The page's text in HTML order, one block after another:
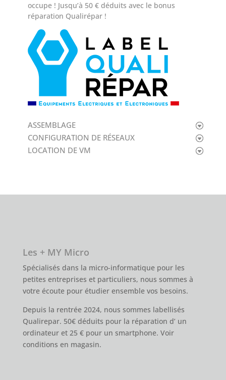
occupe ! Jusqu’à 50 € déduits avec le bonus
réparation Qualirépar !
ASSEMBLAGE
CONFIGURATION DE RÉSEAUX
LOCATION DE VM
Les + MY Micro
Spécialisés dans la micro-informatique pour les
petites entreprises et particuliers, nous sommes à
votre écoute pour étudier ensemble vos besoins.
Depuis la rentrée 2024, nous sommes labellisés
Qualirepar. 50€ déduits pour la réparation d’ un
ordinateur et 25 € pour un smartphone. Voir
conditions en magasin.